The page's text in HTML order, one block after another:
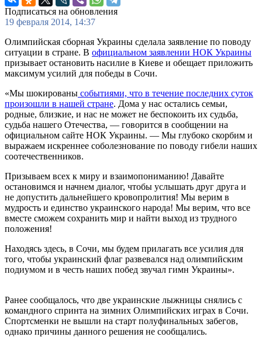
Подписаться на обновления
19 февраля 2014, 14:37
Олимпийская сборная Украины сделала заявление по поводу
ситуации в стране. В официальном заявлении НОК Украины
призывает остановить насилие в Киеве и обещает приложить
максимум усилий для победы в Сочи.
«Мы шокированы событиями, что в течение последних суток
произошли в нашей стране. Дома у нас остались семьи,
родные, близкие, и нас не может не беспокоить их судьба,
судьба нашего Отечества, — говорится в сообщении на
официальном сайте НОК Украины. — Мы глубоко скорбим и
выражаем искреннее соболезнование по поводу гибели наших
соотечественников.
Призываем всех к миру и взаимопониманию! Давайте
остановимся и начнем диалог, чтобы услышать друг друга и
не допустить дальнейшего кровопролития! Мы верим в
мудрость и единство украинского народа! Мы верим, что все
вместе сможем сохранить мир и найти выход из трудного
положения!
Находясь здесь, в Сочи, мы будем прилагать все усилия для
того, чтобы украинский флаг развевался над олимпийским
подиумом и в честь наших побед звучал гимн Украины».
Ранее сообщалось, что две украинские лыжницы снялись с
командного спринта на зимних Олимпийских играх в Сочи.
Спортсменки не вышли на старт полуфинальных забегов,
однако причины данного решения не сообщались.